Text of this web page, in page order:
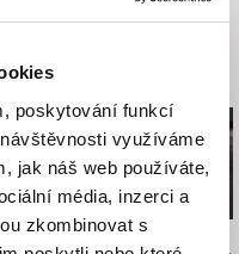
poskytování funkcí
využíváme
jak náš web používáte,
média, inzerci a
zkombinovat s